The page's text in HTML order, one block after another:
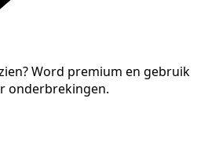
Word premium en gebruik
onderbrekingen.